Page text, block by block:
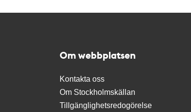
Om webbplatsen
Kontakta oss
Om Stockholmskällan
Tillgänglighetsredogörelse